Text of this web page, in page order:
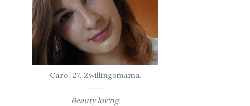
Caro. 27. Zwillingsmama.
----
Beauty loving.